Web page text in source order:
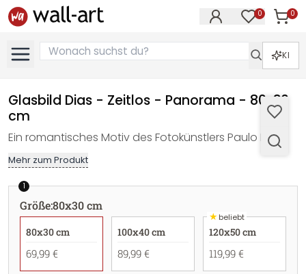
0 0
KI
Glasbild Dias - Zeitlos - Panorama - 80x30
cm
Ein romantisches Motiv des Fotokünstlers Paulo Dias.
Mehr zum Produkt
1
Größe:80x30 cm
80x30 cm
69,99 €
100x40 cm
89,99 €
★beliebt
120x50 cm
119,99 €